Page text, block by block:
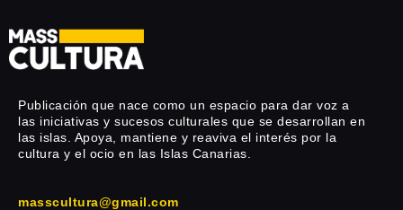
Publicación que nace como un espacio para dar voz a
las iniciativas y sucesos culturales que se desarrollan en
las islas. Apoya, mantiene y reaviva el interés por la
cultura y el ocio en las Islas Canarias.
masscultura@gmail.com